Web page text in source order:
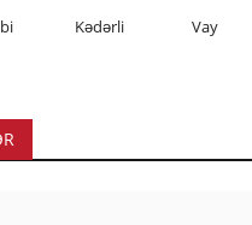
Kədərli Vay